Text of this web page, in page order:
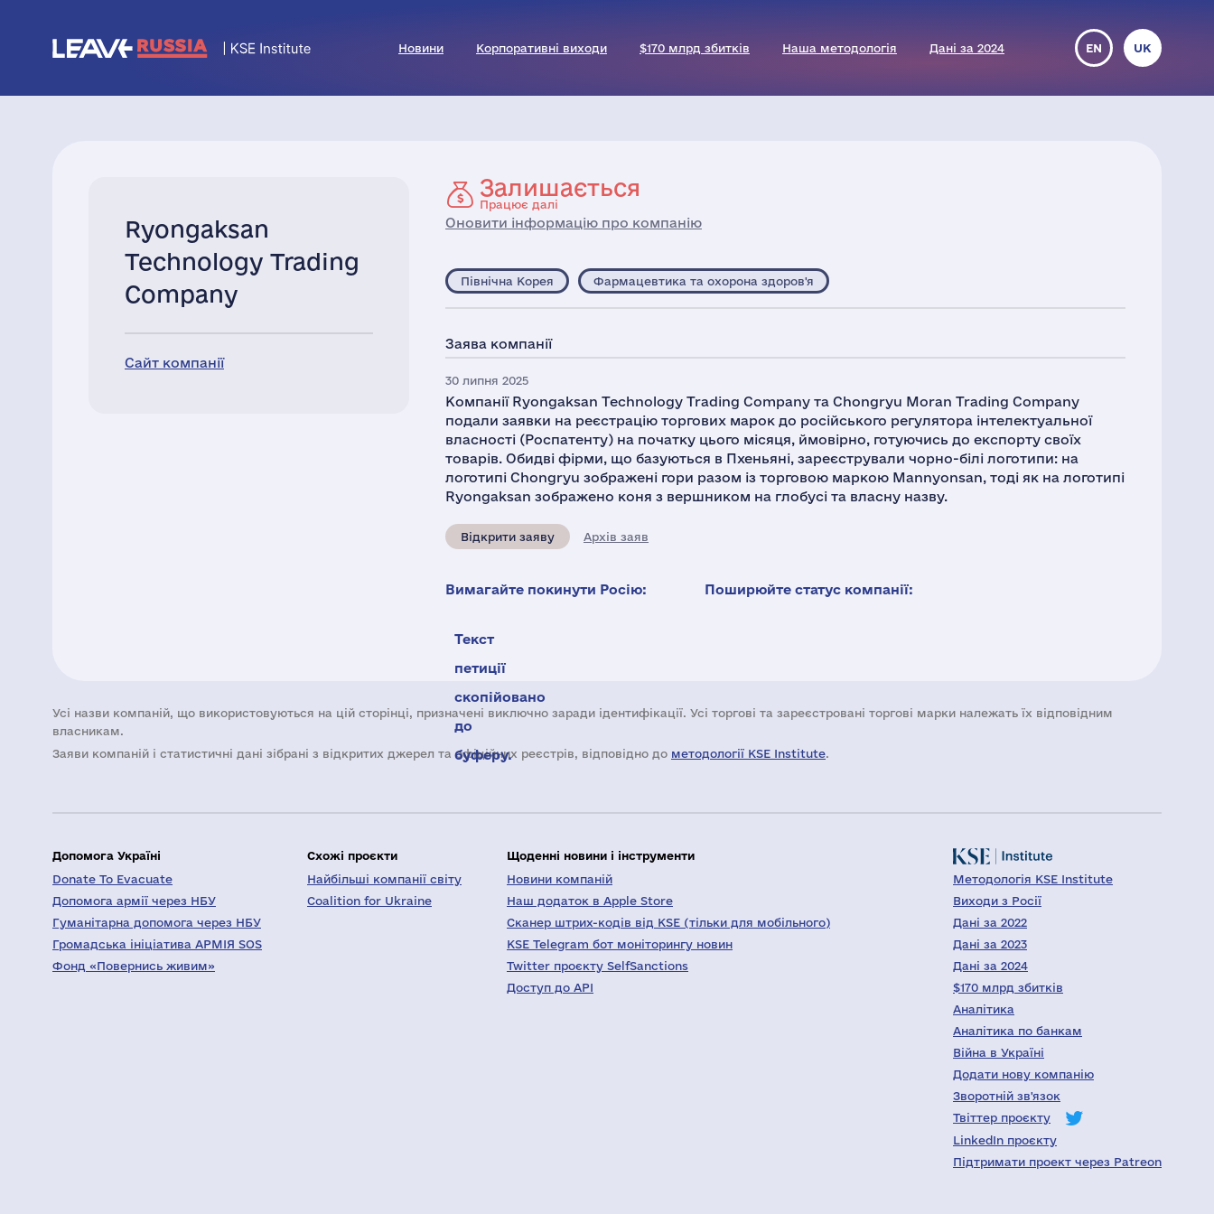
Новини Корпоративні виходи $170 млрд збитків Наша методологія Дані за 2024 EN UK
Ryongaksan
Technology Trading
Company
Сайт компанії
Залишається
Працює далі
Оновити інформацію про компанію
Північна Корея Фармацевтика та охорона здоров'я
Заява компанії
30 липня 2025
Компанії Ryongaksan Technology Trading Company та Chongryu Moran Trading Company
подали заявки на реєстрацію торгових марок до російського регулятора інтелектуальної
власності (Роспатенту) на початку цього місяця, ймовірно, готуючись до експорту своїх
товарів. Обидві фірми, що базуються в Пхеньяні, зареєстрували чорно-білі логотипи: на
логотипі Chongryu зображені гори разом із торговою маркою Mannyonsan, тоді як на логотипі
Ryongaksan зображено коня з вершником на глобусі та власну назву.
Відкрити заяву Архів заяв
Вимагайте покинути Росію:
Текст
петиції
скопійовано
до
буферу.
Поширюйте статус компанії:
Усі назви компаній, що використовуються на цій сторінці, призначені виключно заради ідентифікації. Усі торгові та зареєстровані торгові марки належать їх відповідним
власникам.
Заяви компаній i статистичні дані зібрані з відкритих джерел та офіційних реєстрів, відповідно до методології KSE Institute.
Допомога Україні
Donate To Evacuate
Допомога армії через НБУ
Гуманітарна допомога через НБУ
Громадська ініціатива АРМІЯ SOS
Фонд «Повернись живим»
Схожі проєкти
Найбільші компанії світу
Coalition for Ukraine
Щоденні новини і інструменти
Новини компаній
Наш додаток в Apple Store
Сканер штрих-кодів від KSE (тільки для мобільного)
KSE Telegram бот моніторингу новин
Twitter проєкту SelfSanctions
Доступ до API
Методологія KSE Institute
Виходи з Росії
Дані за 2022
Дані за 2023
Дані за 2024
$170 млрд збитків
Аналітика
Аналітика по банкам
Війна в Україні
Додати нову компанію
Зворотній зв'язок
Твіттер проєкту
LinkedIn проєкту
Підтримати проект через Patreon